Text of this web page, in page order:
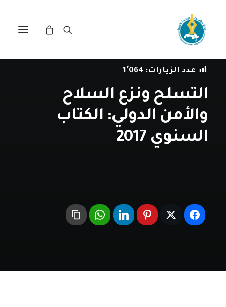
فيمقالات
عدد الزيارات: 1٬064
التسلح ونزع السلاح
والأمن الدولي: الكتاب
السنوي 2017